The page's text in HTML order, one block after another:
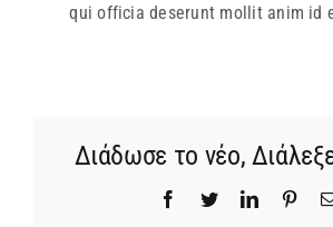
qui officia deserunt mollit anim id
Διάδωσε το νέο,
Facebook
TwitterLinkedIn